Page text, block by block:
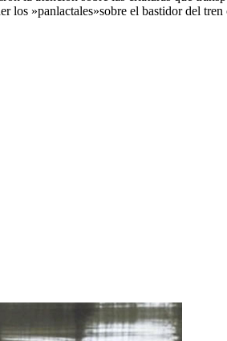
los »panlactales»sobre el bastidor del